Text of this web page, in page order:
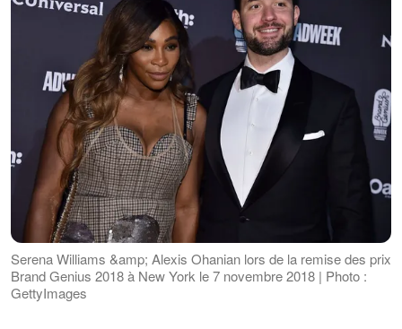
Serena Williams &amp; Alexis Ohanian lors de la remise des prix
Brand Genius 2018 à New York le 7 novembre 2018 | Photo :
GettyImages